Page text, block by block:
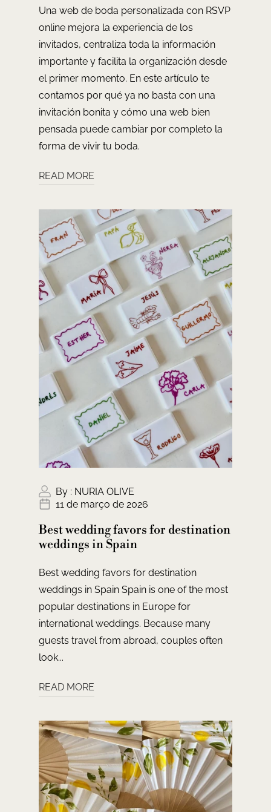
Una web de boda personalizada con RSVP
online mejora la experiencia de los
invitados, centraliza toda la información
importante y facilita la organización desde
el primer momento. En este artículo te
contamos por qué ya no basta con una
invitación bonita y cómo una web bien
pensada puede cambiar por completo la
forma de vivir tu boda.
READ MORE
By : NURIA OLIVE
11 de março de 2026
Best wedding favors for destination
weddings in Spain
Best wedding favors for destination
weddings in Spain Spain is one of the most
popular destinations in Europe for
international weddings. Because many
guests travel from abroad, couples often
look...
READ MORE